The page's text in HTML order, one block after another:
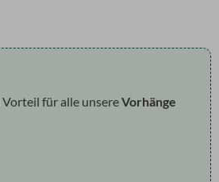
für alle unsereVorhänge